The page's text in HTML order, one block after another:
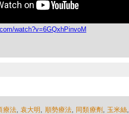
watch?v=6GQxhPinvoM
療法,袁大明 , 順勢療法, 同類療劑 , 玉米絲,